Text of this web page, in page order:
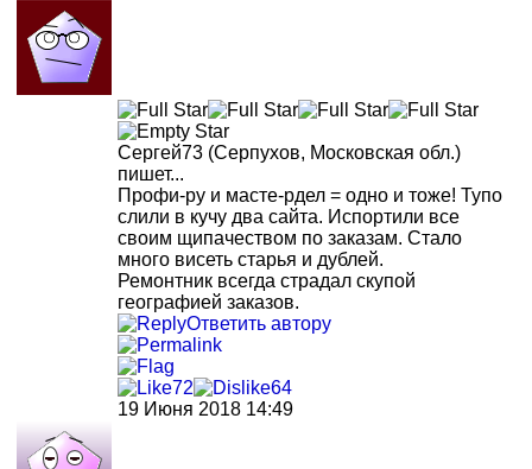
Сергей73 (Серпухов, Московская обл.)
пишет...
Профи-ру и масте-рдел = одно и тоже! Тупо
слили в кучу два сайта. Испортили все
своим щипачеством по заказам. Стало
много висеть старья и дублей.
Ремонтник всегда страдал скупой
географией заказов.
Ответить автору
72
64
19 Июня 2018 14:49